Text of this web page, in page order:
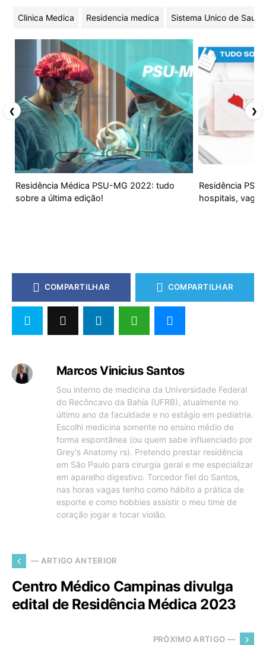
Clinica Medica Residencia medica Sistema Unico de
Residência Médica PSU-MG 2022: tudo
sobre a última edição!
Residência
hospitais,
❮ ❯
COMPARTILHAR COMPARTILHAR
Marcos Vinicius Santos
Sou interno de medicina da Universidade Federal
do Recôncavo da Bahia (UFRB), atualmente no
último ano da faculdade e no estágio em pediatria.
Escolhi medicina somente no ensino médio de
forma espontânea (ou quem sabe influenciado por
Grey's Anatomy rs). Pretendo prestar residência
em São Paulo para cirurgia geral e me especializar
em aparelho digestivo. Torcedor fiel do Santos,
nas horas vagas tenho como hábito a prática de
esporte e como hobbies assistir o meu time de
coração jogar e tocar violão.
— ARTIGO ANTERIOR
Centro Médico Campinas divulga
edital de Residência Médica 2023
PRÓXIMO ARTIGO —